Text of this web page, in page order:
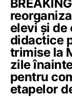
elevi și de
didactice
trimise la
zile
pentru
etapelor